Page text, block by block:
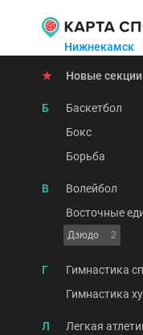
Нижнекамск
★ Новые секции
Б Баскетбол
Бокс
Борьба
В Волейбол
Восточные
Дзюдо 2
Г Гимнастика
Гимнастика
Л Легкая